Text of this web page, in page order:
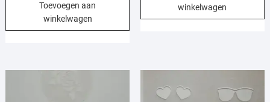
Toevoegen aan
winkelwagen
winkelwagen